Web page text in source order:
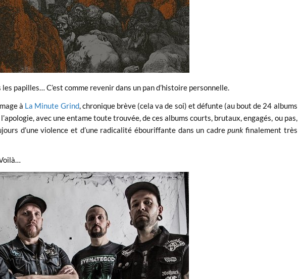
papilles… C’est comme revenir dans un pan d’histoire personnelle.
à La Minute Grind, chronique brève (cela va de soi) et défunte (au bout de 24 albums
avec une entame toute trouvée, de ces albums courts, brutaux, engagés, ou pas,
d’une violence et d’une radicalité ébouriffante dans un cadrepunk finalement très